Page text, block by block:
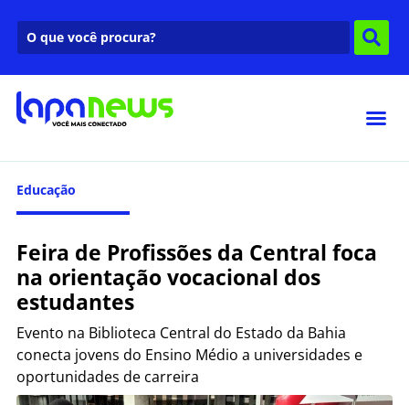
Educação
Feira de Profissões da Central foca
na orientação vocacional dos
estudantes
Evento na Biblioteca Central do Estado da Bahia
conecta jovens do Ensino Médio a universidades e
oportunidades de carreira